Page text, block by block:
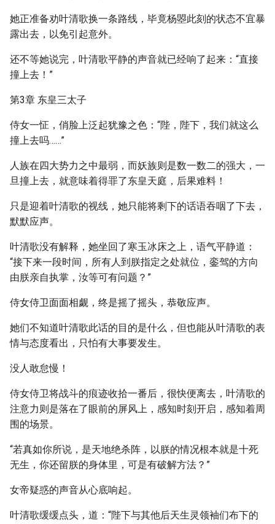
她正准备劝叶清歌换一条路线，毕竟杨曌此刻的状态不宜暴
露出去，以免引起意外。
还不等她说完，叶清歌平静的声音就已经响了起来：“直接
撞上去！”
第3章 东皇三太子
侍女一怔，俏脸上泛起犹豫之色：“陛，陛下，我们就这么
撞上去吗……”
人族在四大势力之中最弱，而妖族则是数一数二的强大，一
旦撞上去，就意味着得罪了东皇天庭，后果难料！
只是迎着叶清歌的视线，她只能将剩下的话语吞咽了下去，
默默应声。
叶清歌没有解释，她坐回了寒玉冰床之上，语气平静道：
“接下来一段时间，所有人到朕指定之处就位，銮驾的方向
由朕亲自执掌，汝等可有问题？”
侍女侍卫面面相觑，终是摇了摇头，恭敬应声。
她们不知道叶清歌此话的目的是什么，但也能从叶清歌的表
情与态度看出，只怕有大事要发生。
没人敢怠慢！
侍女侍卫将战斗的痕迹收拾一番后，很快便离去，叶清歌的
注意力则是落在了眼前的屏风上，感知时刻开启，感知着周
围的场景。
“若真如你所说，是天地绝杀阵，以朕的情况根本就是十死
无生，你还留朕的身体里，可是有破解方法？”
女帝疑惑的声音从心底响起。
叶清歌缓缓点头，道：“陛下与其他后天生灵领袖们布下的